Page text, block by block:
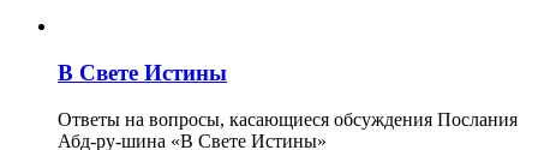
В Свете Истины
Ответы на вопросы, касающиеся обсуждения Послания
Абд-ру-шина «В Свете Истины»